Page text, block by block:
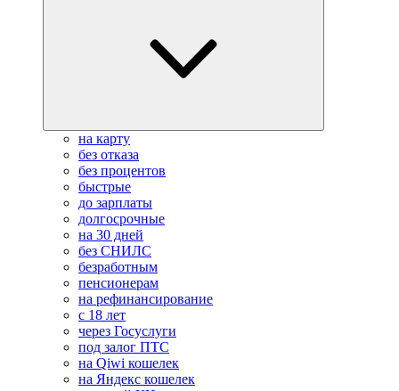
на карту
без отказа
без процентов
быстрые
до зарплаты
долгосрочные
на 30 дней
без СНИЛС
безработным
пенсионерам
на рефинансирование
с 18 лет
через Госуслуги
под залог ПТС
на Qiwi кошелек
на Яндекс кошелек